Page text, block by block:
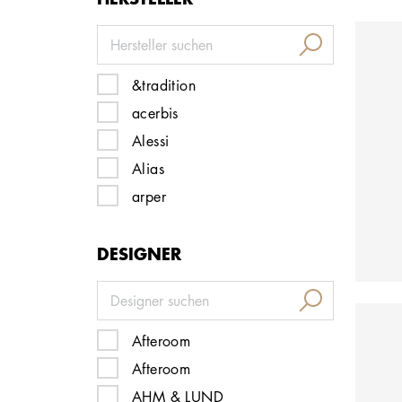
&tradition
acerbis
Alessi
Alias
arper
Artemide
Artifort
atelier Alinea
Audo Copenhagen
B&B Italia
baxter
DESIGNER
Afteroom
Afteroom
AHM & LUND